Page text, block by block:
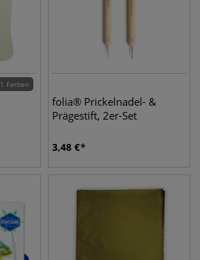
1 Farben
folia® Prickelnadel- &
Prägestift, 2er-Set
3,48 €